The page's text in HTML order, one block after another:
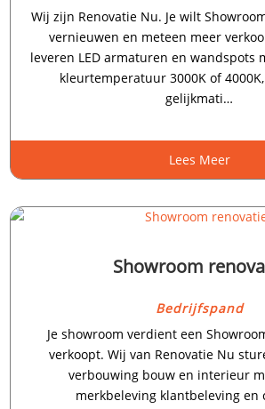
Wij zijn Renovatie Nu.​ Je wilt
vernieuwen en meteen meer
leveren LED armaturen en wandspots
kleurtemperatuur 3000K of
gelijkmati…
Lees Meer
Showroom
Bedrijfspand
Je showroom verdient een
verkoopt.​ Wij van Renovatie Nu
verbouwing bouw en interieur
merkbeleving klantbeleving en